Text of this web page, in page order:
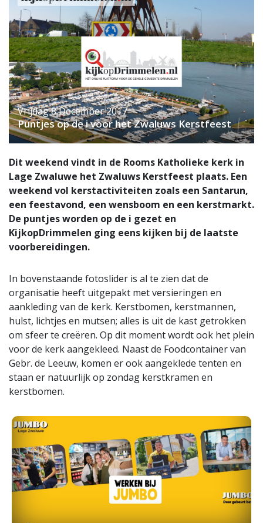
Vrijdag 8 December 2017
Puntjes op de i voor het Zwaluws Kerstfeest
Dit weekend vindt in de Rooms Katholieke kerk in
Lage Zwaluwe het Zwaluws Kerstfeest plaats. Een
weekend vol kerstactiviteiten zoals een Santarun,
een feestavond, een wensboom en een kerstmarkt.
De puntjes worden op de i gezet en
KijkopDrimmelen ging eens kijken bij de laatste
voorbereidingen.
In bovenstaande fotoslider is al te zien dat de
organisatie heeft uitgepakt met versieringen en
aankleding van de kerk. Kerstbomen, kerstmannen,
hulst, lichtjes en mutsen; alles is uit de kast getrokken
om sfeer te creëren. Op dit moment wordt ook het plein
voor de kerk aangekleed. Naast de Foodcontainer van
Gebr. de Leeuw, komen er ook aangeklede tenten en
staan er natuurlijk op zondag kerstkramen en
kerstbomen.